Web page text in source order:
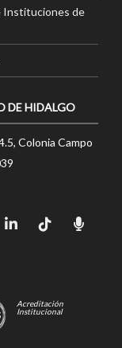
Instituciones de
DE HIDALGO
Colonia Campo
Acreditación
Institucional